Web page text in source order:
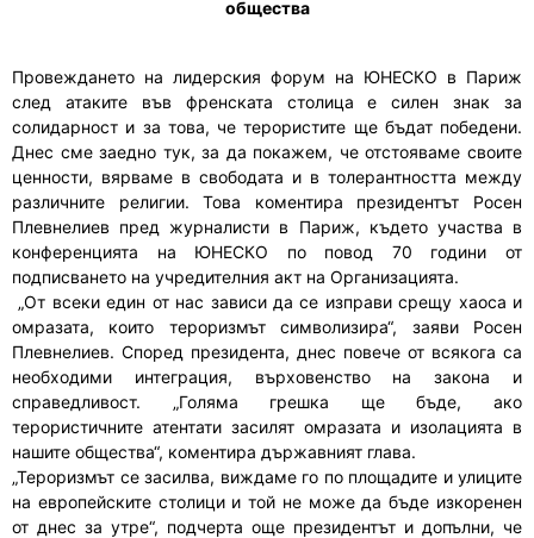
общества
Провеждането на лидерския форум на ЮНЕСКО в Париж
след атаките във френската столица е силен знак за
солидарност и за това, че терористите ще бъдат победени.
Днес сме заедно тук, за да покажем, че отстояваме своите
ценности, вярваме в свободата и в толерантността между
различните религии. Това коментира президентът Росен
Плевнелиев пред журналисти в Париж, където участва в
конференцията на ЮНЕСКО по повод 70 години от
подписването на учредителния акт на Организацията.
„От всеки един от нас зависи да се изправи срещу хаоса и
омразата, които тероризмът символизира“, заяви Росен
Плевнелиев. Според президента, днес повече от всякога са
необходими интеграция, върховенство на закона и
справедливост. „Голяма грешка ще бъде, ако
терористичните атентати засилят омразата и изолацията в
нашите общества“, коментира държавният глава.
„Тероризмът се засилва, виждаме го по площадите и улиците
на европейските столици и той не може да бъде изкоренен
от днес за утре“, подчерта още президентът и допълни, че